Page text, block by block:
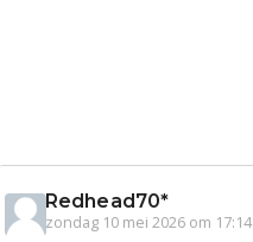
Redhead70*
zondag 10 mei 2026 om 17:14